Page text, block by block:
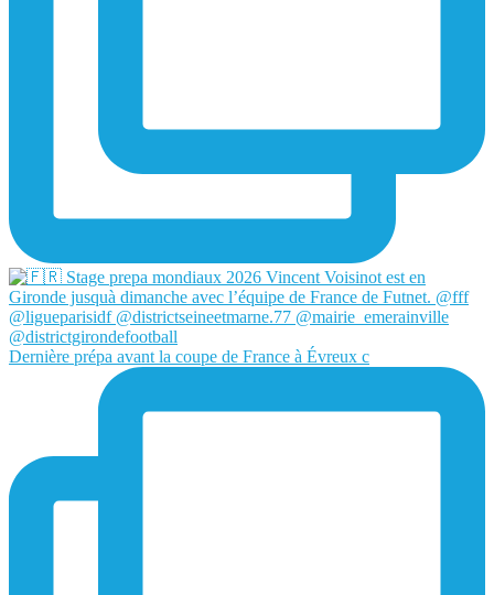
Dernière prépa avant la coupe de France à Évreux c